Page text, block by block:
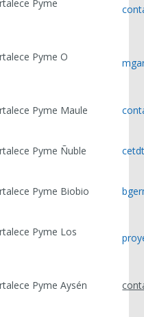
Pyme
Pyme O
Pyme Maule
Pyme Ñuble
Pyme Biobio
Pyme Los
Pyme Aysén